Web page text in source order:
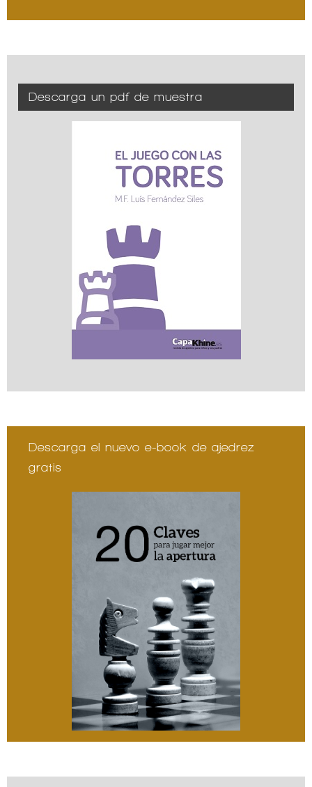
Descarga un pdf de muestra
Descarga el nuevo e-book de ajedrez
gratis